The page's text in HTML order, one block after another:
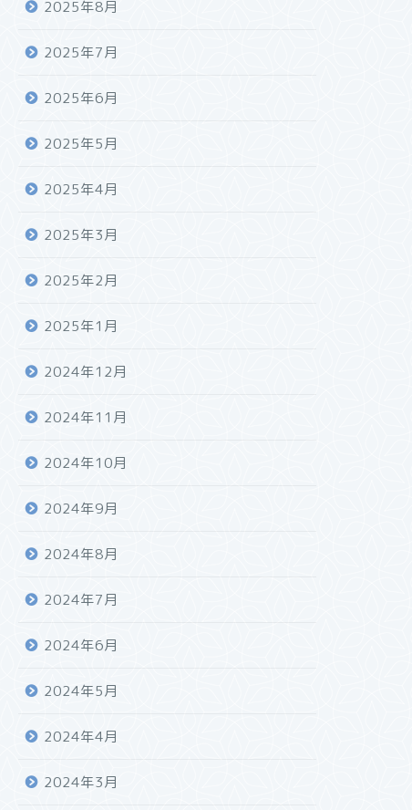
2025年8月
2025年7月
2025年6月
2025年5月
2025年4月
2025年3月
2025年2月
2025年1月
2024年12月
2024年11月
2024年10月
2024年9月
2024年8月
2024年7月
2024年6月
2024年5月
2024年4月
2024年3月